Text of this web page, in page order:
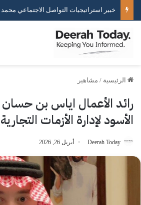
الرئيسية / مشاهير
رائد الأعمال اياس بن
الأسود لإدارة الأزمات التجارية
Deerah Today أبريل 26, 2026